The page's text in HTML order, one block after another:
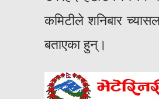
कमिटीले शनिबार
बताएका हुन्।